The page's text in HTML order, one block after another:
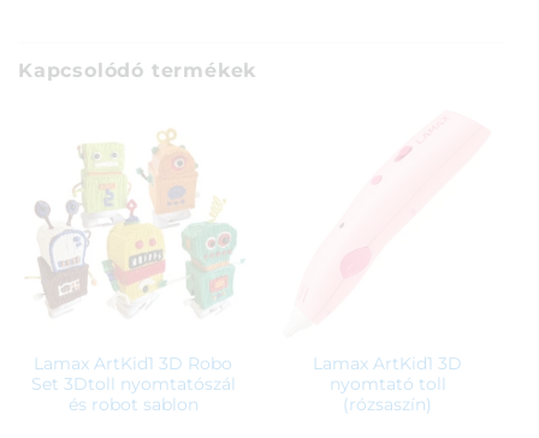
Kapcsolódó termékek
Lamax ArtKid1 3D Robo
Set 3Dtoll nyomtatószál
és robot sablon
Lamax ArtKid1 3D
nyomtató toll
(rózsaszín)